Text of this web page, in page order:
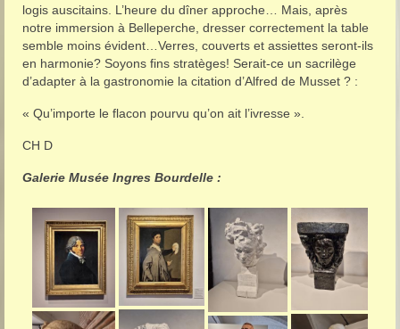
logis auscitains. L’heure du dîner approche… Mais, après
notre immersion à Belleperche, dresser correctement la table
semble moins évident…Verres, couverts et assiettes seront-ils
en harmonie? Soyons fins stratèges! Serait-ce un sacrilège
d’adapter à la gastronomie la citation d’Alfred de Musset ? :
« Qu’importe le flacon pourvu qu’on ait l’ivresse ».
CH D
Galerie Musée Ingres Bourdelle :